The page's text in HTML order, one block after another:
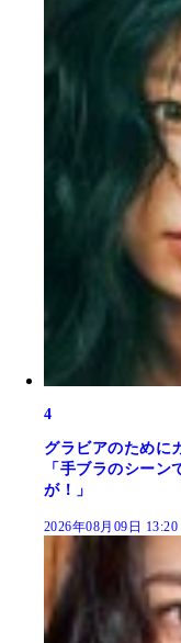
4
グラビアのために
「手ブラのシー
が！」
2026年08月09日 13:20